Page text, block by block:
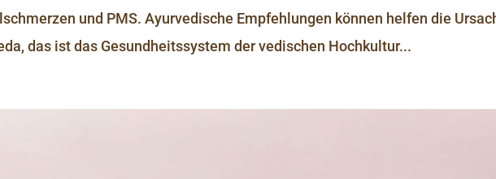
und PMS. Ayurvedische Empfehlungen können helfen die
das ist das Gesundheitssystem der vedischen Hochkultur...